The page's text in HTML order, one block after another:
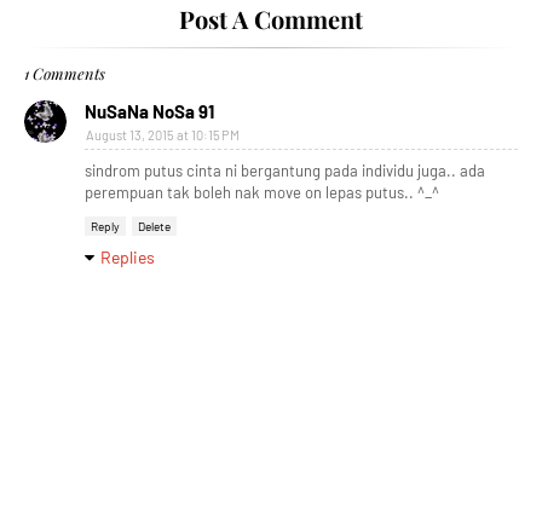
Post A Comment
1 Comments
NuSaNa NoSa 91
August 13, 2015 at 10:15 PM
sindrom putus cinta ni bergantung pada individu juga.. ada
perempuan tak boleh nak move on lepas putus.. ^_^
Reply Delete
Replies